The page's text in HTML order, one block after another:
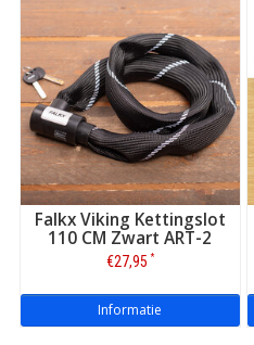
Falkx Viking Kettingslot
110 CM Zwart ART-2
€27,95 *
Informatie